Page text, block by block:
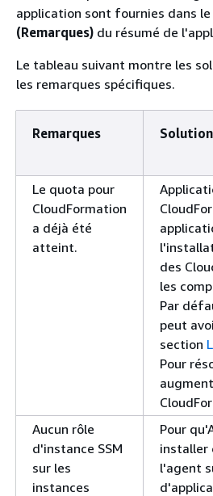
application sont fournies dans le
(Remarques) du résumé de
Le tableau suivant montre les
les remarques spécifiques.
Remarques
Le quota pour
CloudFormation
a déjà été
atteint.
des
les
Par
peut
section
Pour
Aucun rôle
d'instance SSM
sur les
instances
Pour
installer
l'agent